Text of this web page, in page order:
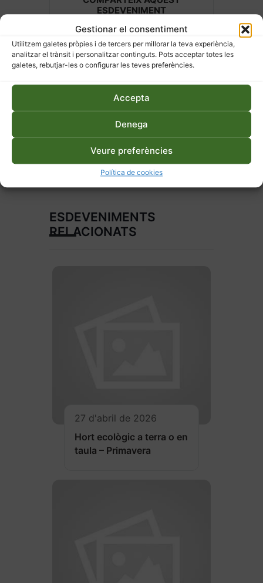
Gestionar el consentiment
Utilitzem galetes pròpies i de tercers per millorar la teva experiència,
analitzar el trànsit i personalitzar continguts. Pots acceptar totes les
galetes, rebutjar-les o configurar les teves preferències.
Accepta
Denega
Veure preferències
Política de cookies
ESDEVENIMENT
ESDEVENIMENTS
RELACIONATS
27 d'abril de 2026
Hort ecològic a terra o en
taula – Primavera